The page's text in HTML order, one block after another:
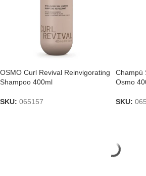
OSMO Curl Revival Reinvigorating
Shampoo 400ml
SKU: 065157
Champú
Osmo
SKU: